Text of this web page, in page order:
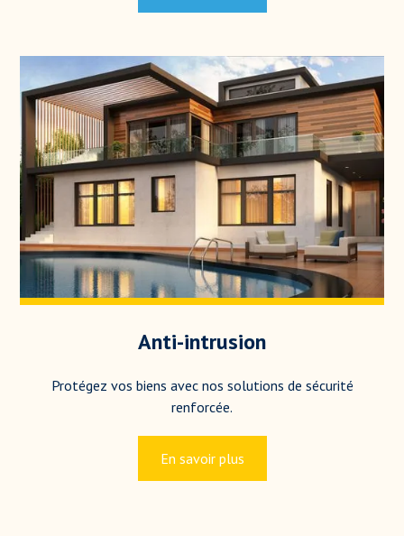
Anti-intrusion
Protégez vos biens avec nos solutions de sécurité
renforcée.
En savoir plus